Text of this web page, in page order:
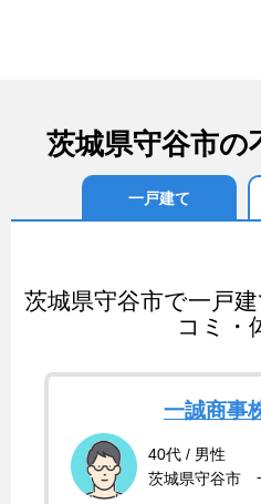
茨城県守谷市の
一戸建て
茨城県守谷市で一戸
コミ・
一誠商事
40代 / 男性
茨城県守谷市